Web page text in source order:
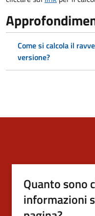
Come si calcola il
versione?
Quanto sono
informazioni